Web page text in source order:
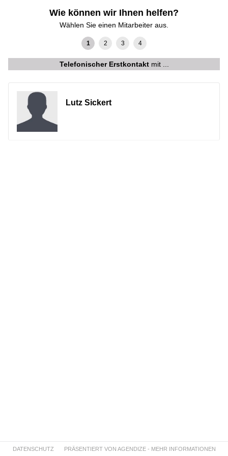
Wie können wir Ihnen helfen?
Wählen Sie einen Mitarbeiter aus.
Telefonischer Erstkontaktmit ...
Lutz Sickert
DATENSCHUTZ PRÄSENTIERT VON AGENDIZE - MEHR INFORMATIONEN